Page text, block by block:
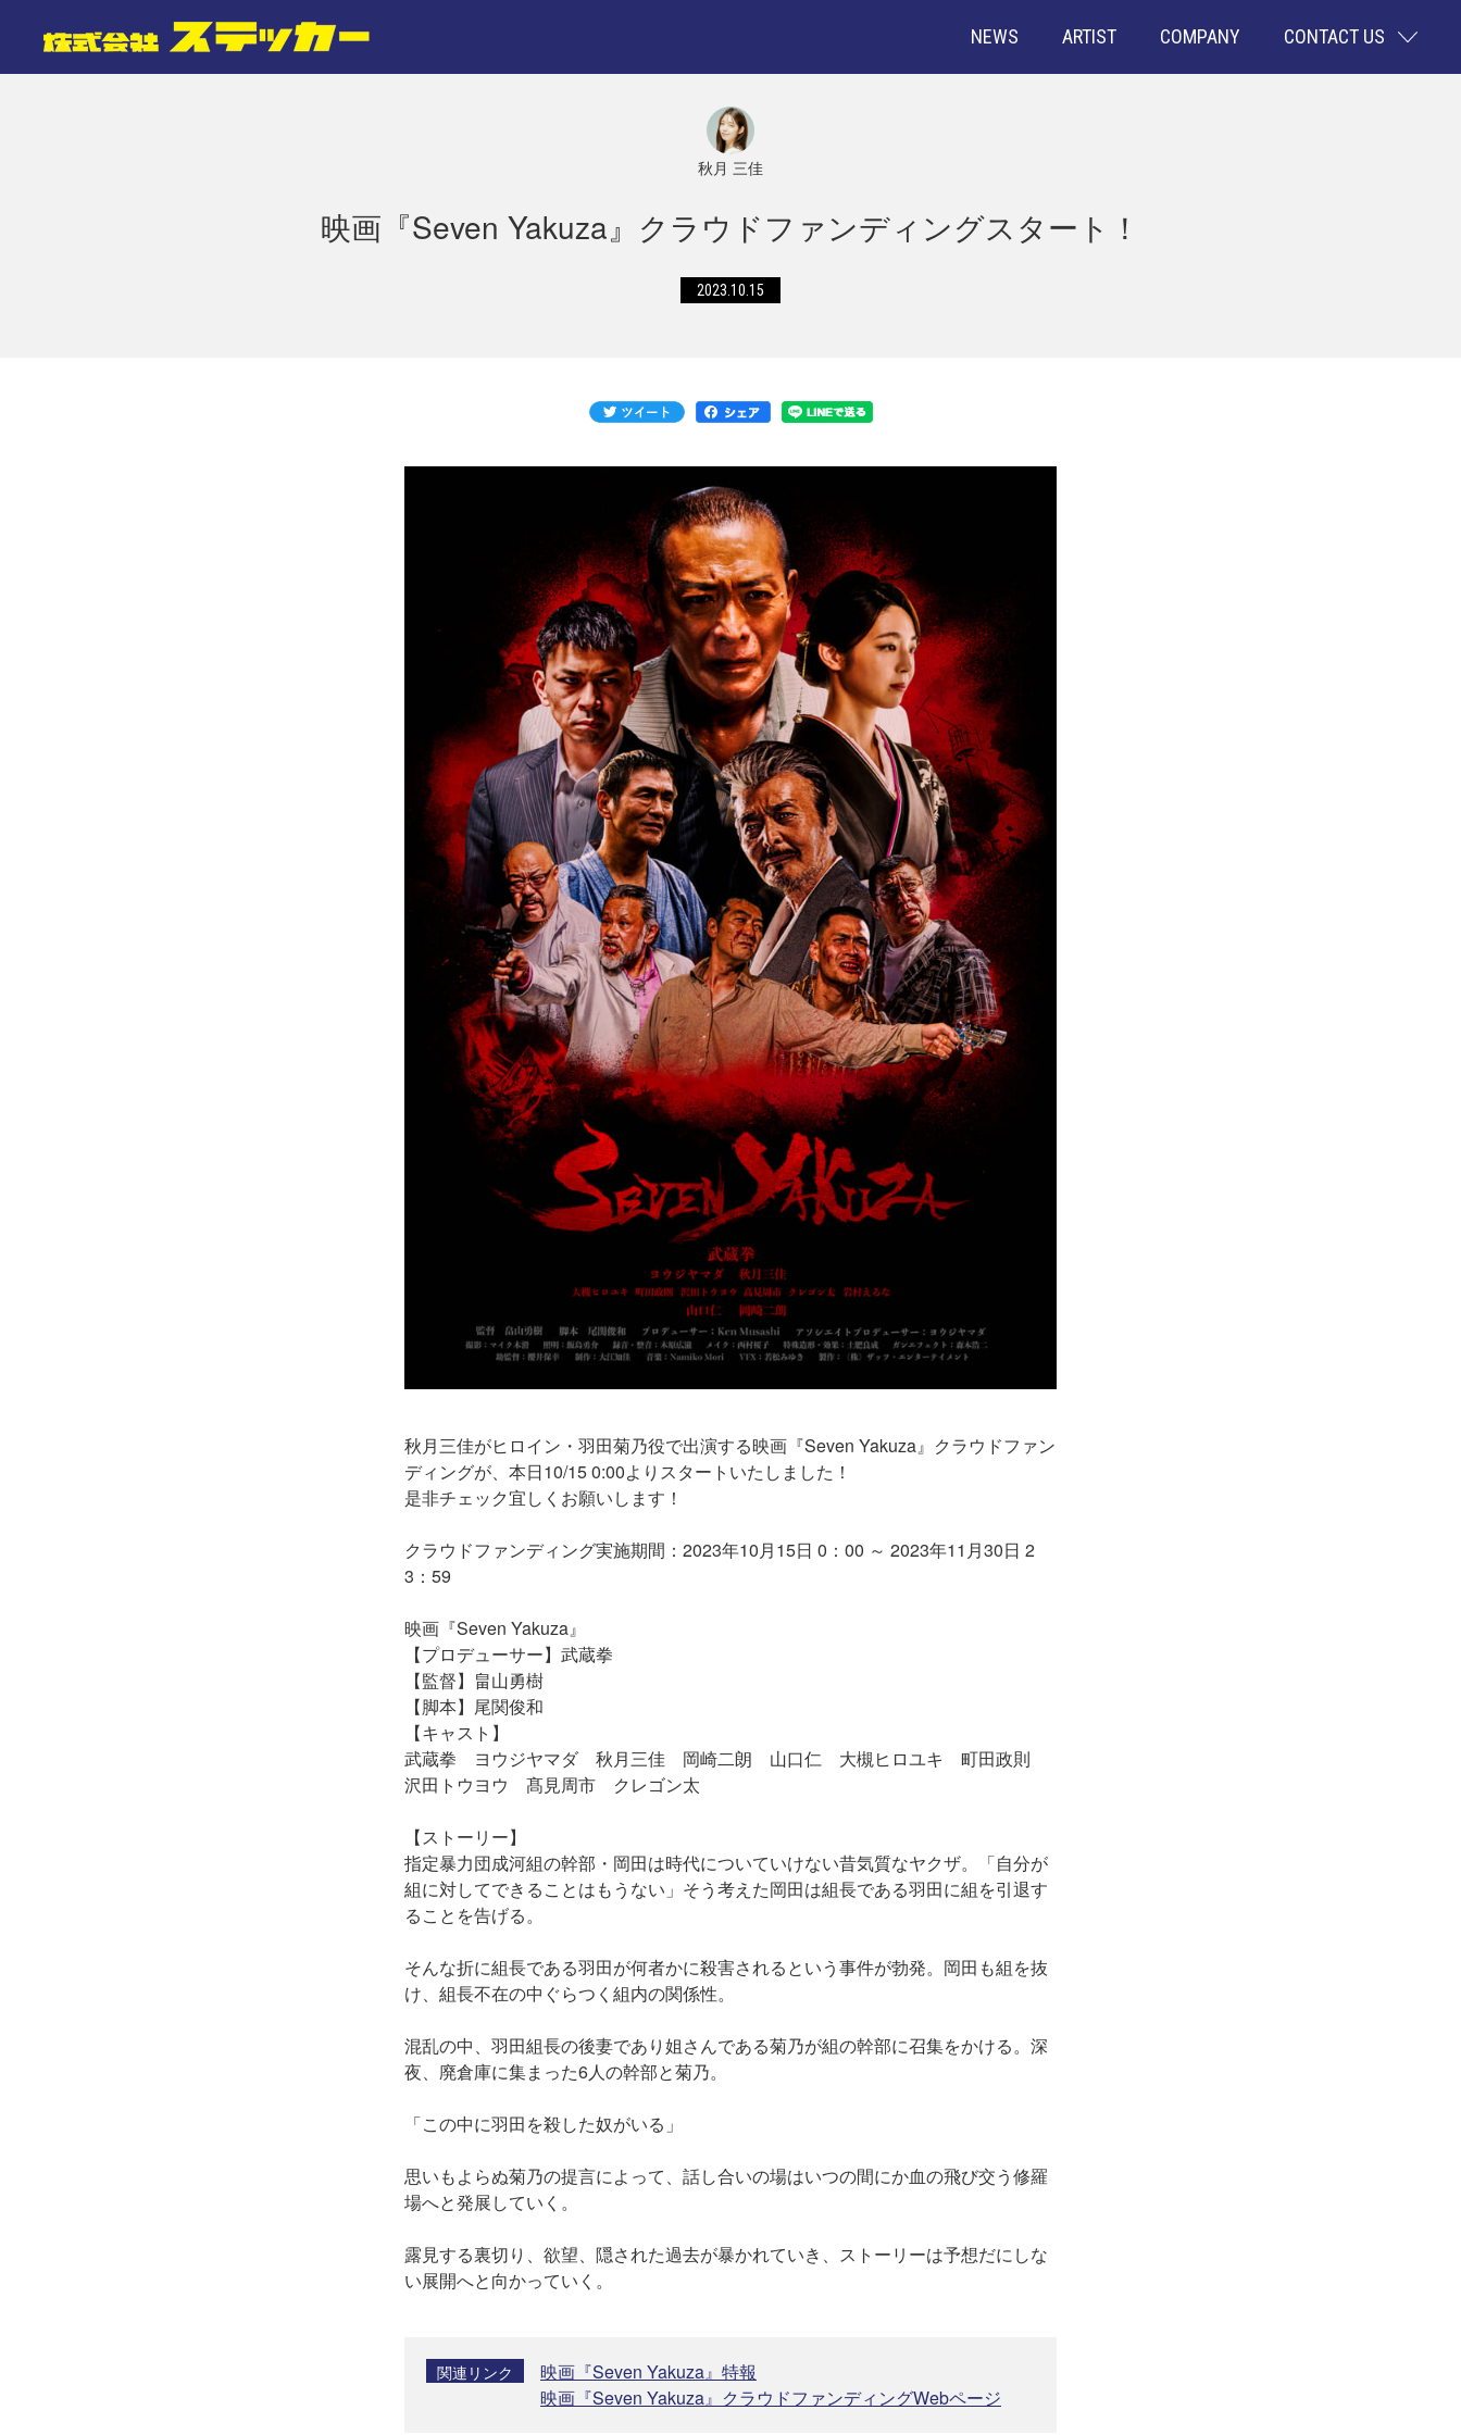
NEWS ARTIST COMPANY CONTACT US
秋月 三佳
映画『Seven Yakuza』クラウドファンディングスタート！
2023.10.15
秋月三佳がヒロイン・羽田菊乃役で出演する映画『Seven Yakuza』クラウドファン
ディングが、本日10/15 0:00よりスタートいたしました！
是非チェック宜しくお願いします！
クラウドファンディング実施期間：2023年10月15日 0：00 ～ 2023年11月30日 2
3：59
映画『Seven Yakuza』
【プロデューサー】武蔵拳
【監督】畠山勇樹
【脚本】尾関俊和
【キャスト】
武蔵拳 ヨウジヤマダ 秋月三佳 岡崎二朗 山口仁 大槻ヒロユキ 町田政則
沢田トウヨウ 髙見周市 クレゴン太
【ストーリー】
指定暴力団成河組の幹部・岡田は時代についていけない昔気質なヤクザ。「自分が
組に対してできることはもうない」そう考えた岡田は組長である羽田に組を引退す
ることを告げる。
そんな折に組長である羽田が何者かに殺害されるという事件が勃発。岡田も組を抜
け、組長不在の中ぐらつく組内の関係性。
混乱の中、羽田組長の後妻であり姐さんである菊乃が組の幹部に召集をかける。深
夜、廃倉庫に集まった6人の幹部と菊乃。
「この中に羽田を殺した奴がいる」
思いもよらぬ菊乃の提言によって、話し合いの場はいつの間にか血の飛び交う修羅
場へと発展していく。
露見する裏切り、欲望、隠された過去が暴かれていき、ストーリーは予想だにしな
い展開へと向かっていく。
関連リンク
映画『Seven Yakuza』特報
映画『Seven Yakuza』クラウドファンディングWebページ